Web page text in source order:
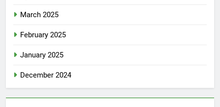
March 2025
February 2025
January 2025
December 2024